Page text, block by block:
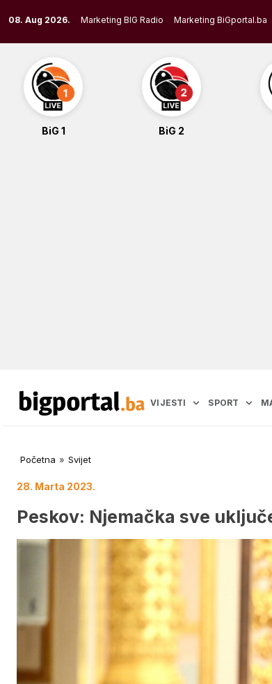
to
content
08. Aug 2026. Marketing BIG Radio Marketing BiGportal.ba
BiG 1 BiG 2
VIJESTI SPORT
Početna » Svijet
28. Marta 2023.
Peskov: Njemačka sve